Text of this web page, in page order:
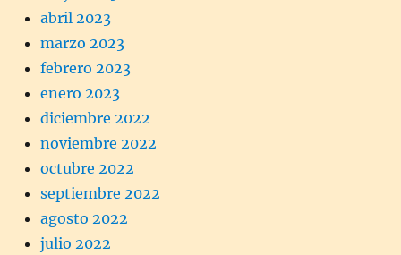
abril 2023
marzo 2023
febrero 2023
enero 2023
diciembre 2022
noviembre 2022
octubre 2022
septiembre 2022
agosto 2022
julio 2022